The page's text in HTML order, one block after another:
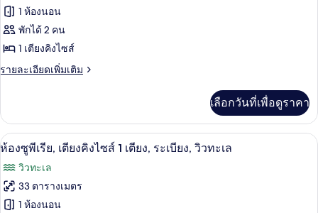
ทั้งหมด
ของ
ห้อง
พัก,
คิง
ไซส์
1
เตียง
1 ห้องนอน
พักได้ 2 คน
1 เตียงคิงไซส์
รายละเอียดเพิ่มเติม
ราย
เกี่ยว
กับ
ห้อง
เตียง
คิง
ไซส์
เลือกวันที่เพื่อดูราคา
เปิด
ภาพถ่าย
ทั้งหมด
ของ
ห้องซูพีเรีย, เตียงคิงไซส์ 1 เตียง, ระ
9
ห้องซูพีเรีย, เตียงคิงไซส์ 1 เตียง, ระเบียง, วิวทะเล
วิวทะเล
33 ตารางเมตร
1 ห้องนอน